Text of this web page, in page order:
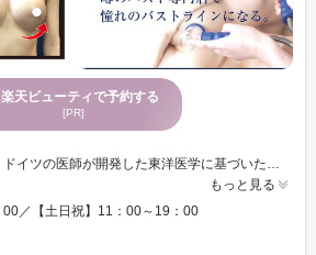
楽天ビューティで予約する
[PR]
34年の歴史と信頼あり！ ドイツの医師が開発した東洋医学に基づいた美容法でワンランク上のバストケアをしてみませんか？ ★ヨーロッパ発祥の特許取得マシンを日本で初めて取り入れた信頼と実績のバスト&ヒップ専門店です★10年以上の技術を持った信頼できるスタッフが丁寧に対応していきます。どんなバストにも対応できるようバックパターも多数取り揃えております。日本初・稀少マシーンでバストアップ・ヒップアップを高実感！今までに感じたことのないバスト&ヒップケアを是非お試し下さい。 バストの気持ちも上向きにするために、まずは自分のバストを知ることから。 何をやっても結果が出ないという方必見！ 銀座駅から徒歩1分とアクセス抜群◎平日21：00まで営業しているので、お仕事やショッピング帰りにも気軽に立ち寄れます☆マンツーマン施術で、理想を叶えるバスト＆ヒップケアをご提案いたします！柔らかい雰囲気溢れる落ち付いた店内で、ゆったりリラックスしながらお過ごしください♪ ★公式インスタグラムにて効果写真を多数アップしていますのでご覧ください♪是非フォローよろしくお願いします！
もっと見る
00／【土日祝】11：00～19：00